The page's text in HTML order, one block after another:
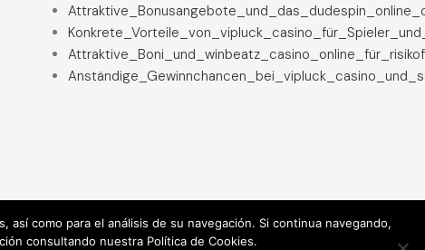
como para el análisis de su navegación. Si continua navegando,
consultando nuestra Política de Cookies.